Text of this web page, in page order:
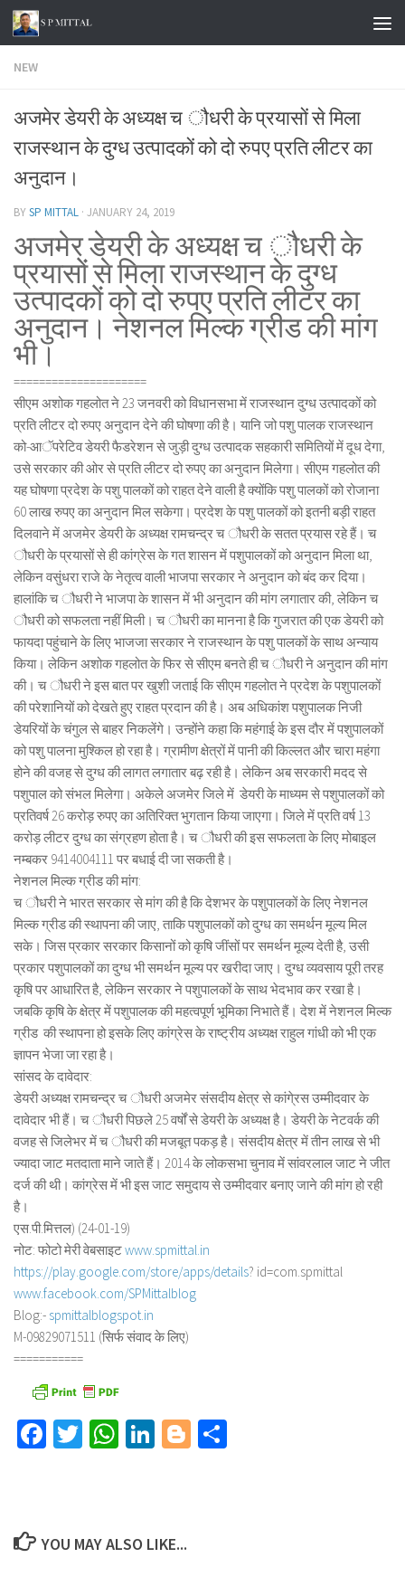
Skip to content
NEW
अजमेर डेयरी के अध्यक्ष च ौधरी के प्रयासों से मिला
राजस्थान के दुग्ध उत्पादकों को दो रुपए प्रति लीटर का
अनुदान।
BYSP MITTAL · JANUARY 24, 2019
अजमेर डेयरी के अध्यक्ष च ौधरी के
प्रयासों से मिला राजस्थान के दुग्ध
उत्पादकों को दो रुपए प्रति लीटर का
अनुदान। नेशनल मिल्क ग्रीड की मांग
भी।
=====================
सीएम अशोक गहलोत ने 23 जनवरी को विधानसभा में राजस्थान दुग्ध उत्पादकों को
प्रति लीटर दो रुपए अनुदान देने की घोषणा की है। यानि जो पशु पालक राजस्थान
को-आॅपरेटिव डेयरी फैडरेशन से जुड़ी दुग्ध उत्पादक सहकारी समितियों में दूध देगा,
उसे सरकार की ओर से प्रति लीटर दो रुपए का अनुदान मिलेगा। सीएम गहलोत की
यह घोषणा प्रदेश के पशु पालकों को राहत देने वाली है क्योंकि पशु पालकों को रोजाना
60 लाख रुपए का अनुदान मिल सकेगा। प्रदेश के पशु पालकों को इतनी बड़ी राहत
दिलवाने में अजमेर डेयरी के अध्यक्ष रामचन्द्र च ौधरी के सतत प्रयास रहे हैं। च
ौधरी के प्रयासों से ही कांग्रेस के गत शासन में पशुपालकों को अनुदान मिला था,
लेकिन वसुंधरा राजे के नेतृत्व वाली भाजपा सरकार ने अनुदान को बंद कर दिया।
हालांकि च ौधरी ने भाजपा के शासन में भी अनुदान की मांग लगातार की, लेकिन च
ौधरी को सफलता नहीं मिली। च ौधरी का मानना है कि गुजरात की एक डेयरी को
फायदा पहुंचाने के लिए भाजजा सरकार ने राजस्थान के पशु पालकों के साथ अन्याय
किया। लेकिन अशोक गहलोत के फिर से सीएम बनते ही च ौधरी ने अनुदान की मांग
की। च ौधरी ने इस बात पर खुशी जताई कि सीएम गहलोत ने प्रदेश के पशुपालकों
की परेशानियों को देखते हुए राहत प्रदान की है। अब अधिकांश पशुपालक निजी
डेयरियों के चंगुल से बाहर निकलेंगे। उन्होंने कहा कि महंगाई के इस दौर में पशुपालकों
को पशु पालना मुश्किल हो रहा है। ग्रामीण क्षेत्रों में पानी की किल्लत और चारा महंगा
होने की वजह से दुग्ध की लागत लगातार बढ़ रही है। लेकिन अब सरकारी मदद से
पशुपाल को संभल मिलेगा। अकेले अजमेर जिले में डेयरी के माध्यम से पशुपालकों को
प्रतिवर्ष 26 करोड़ रुपए का अतिरिक्त भुगतान किया जाएगा। जिले में प्रति वर्ष 13
करोड़ लीटर दुग्ध का संग्रहण होता है। च ौधरी की इस सफलता के लिए मोबाइल
नम्बकर 9414004111 पर बधाई दी जा सकती है।
नेशनल मिल्क ग्रीड की मांग:
च ौधरी ने भारत सरकार से मांग की है कि देशभर के पशुपालकों के लिए नेशनल
मिल्क ग्रीड की स्थापना की जाए, ताकि पशुपालकों को दुग्ध का समर्थन मूल्य मिल
सके। जिस प्रकार सरकार किसानों को कृषि जींसों पर समर्थन मूल्य देती है, उसी
प्रकार पशुपालकों का दुग्ध भी समर्थन मूल्य पर खरीदा जाए। दुग्ध व्यवसाय पूरी तरह
कृषि पर आधारित है, लेकिन सरकार ने पशुपालकों के साथ भेदभाव कर रखा है।
जबकि कृषि के क्षेत्र में पशुपालक की महत्वपूर्ण भूमिका निभाते हैं। देश में नेशनल मिल्क
ग्रीड की स्थापना हो इसके लिए कांग्रेस के राष्ट्रीय अध्यक्ष राहुल गांधी को भी एक
ज्ञापन भेजा जा रहा है।
सांसद के दावेदार:
डेयरी अध्यक्ष रामचन्द्र च ौधरी अजमेर संसदीय क्षेत्र से कांगे्रस उम्मीदवार के
दावेदार भी हैं। च ौधरी पिछले 25 वर्षों से डेयरी के अध्यक्ष है। डेयरी के नेटवर्क की
वजह से जिलेभर में च ौधरी की मजबूत पकड़ है। संसदीय क्षेत्र में तीन लाख से भी
ज्यादा जाट मतदाता माने जाते हैं। 2014 के लोकसभा चुनाव में सांवरलाल जाट ने जीत
दर्ज की थी। कांग्रेस में भी इस जाट समुदाय से उम्मीदवार बनाए जाने की मांग हो रही
है।
एस.पी.मित्तल) (24-01-19)
नोट: फोटो मेरी वेबसाइटwww.spmittal.in
https://play.google.com/store/apps/details? id=com.spmittal
www.facebook.com/SPMittalblog
Blog:- spmittalblogspot.in
M-09829071511 (सिर्फ संवाद के लिए)
===========
Facebook
TwitterWhatsApp
LinkedIn
Blogger
YOU MAY ALSO LIKE...